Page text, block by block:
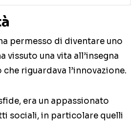
permesso di diventare uno
vissuto una vita all’insegna
riguardava l’innovazione.
era un appassionato
sociali, in particolare quelli